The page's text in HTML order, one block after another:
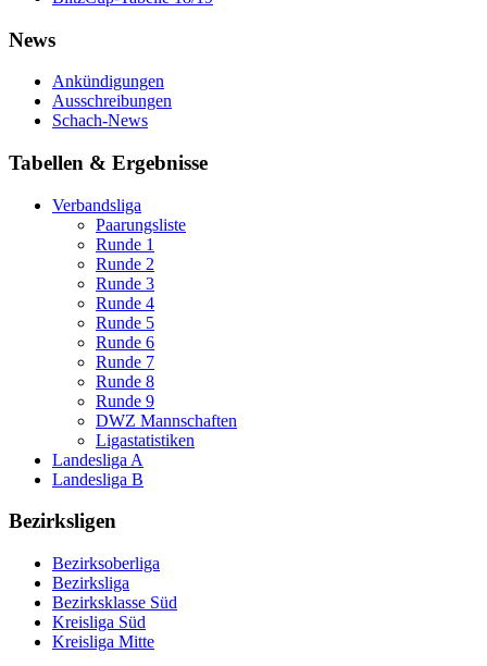
News
Ankündigungen
Ausschreibungen
Schach-News
Tabellen & Ergebnisse
Verbandsliga
Paarungsliste
Runde 1
Runde 2
Runde 3
Runde 4
Runde 5
Runde 6
Runde 7
Runde 8
Runde 9
DWZ Mannschaften
Ligastatistiken
Landesliga A
Landesliga B
Bezirksligen
Bezirksoberliga
Bezirksliga
Bezirksklasse Süd
Kreisliga Süd
Kreisliga Mitte